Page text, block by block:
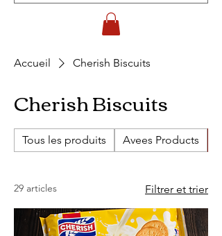
Accueil Cherish Biscuits
Cherish Biscuits
Tous les produits Avees Products
29 articles Filtrer et trier